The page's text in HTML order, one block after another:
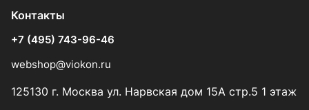
Контакты
+7 (495) 743-96-46
webshop@viokon.ru
125130 г. Москва ул. Нарвская дом 15А стр.5 1 этаж